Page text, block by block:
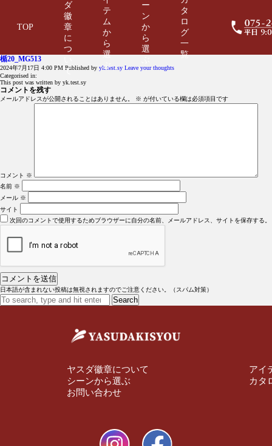
TOP
ダ
徽
章
に
つ
て
テ
ム
か
ら
選
ぶ
ー
ン
か
ら
選
タ
ロ
グ
一
覧
楯20_MG513
2024年7月17日 4:00 PM Published by yk.test.sy Leave your thoughts
Categorised in:
This post was written by yk.test.sy
コメントを残す
メールアドレスが公開されることはありません。 ※ が付いている欄は必須項目です
コメント ※
名前 ※
メール ※
サイト
次回のコメントで使用するためブラウザーに自分の名前、メールアドレス、サイトを保存する。
日本語が含まれない投稿は無視されますのでご注意ください。（スパム対策）
Search
ヤスダ徽章について
アイ
シーンから選ぶ
カタ
お問い合わせ